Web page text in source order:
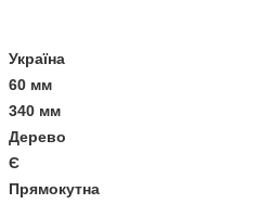
Україна
60 мм
340 мм
Дерево
Є
Прямокутна